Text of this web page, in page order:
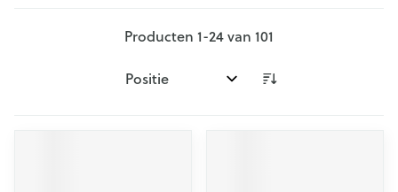
Producten 1-24van 101
Sorteer op: